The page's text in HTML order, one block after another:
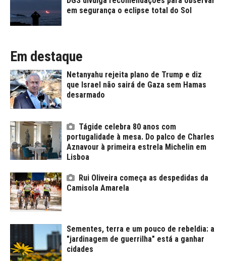
em segurança o eclipse total do Sol
Em destaque
Netanyahu rejeita plano de Trump e diz
que Israel não sairá de Gaza sem Hamas
desarmado
Tágide celebra 80 anos com
portugalidade à mesa. Do palco de Charles
Aznavour à primeira estrela Michelin em
Lisboa
Rui Oliveira começa as despedidas da
Camisola Amarela
Sementes, terra e um pouco de rebeldia: a
"jardinagem de guerrilha" está a ganhar
cidades